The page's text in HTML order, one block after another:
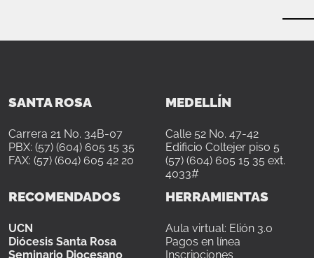
SANTA ROSA
Carrera 21 No. 34B-07
PBX: (57) (604) 605 15 35
FAX: (57) (604) 605 42 20
MEDELLÍN
Calle 52 No. 47-42
Edificio Coltejer piso 5
(57) (604) 605 15 35 ext.
4033#
RECOMENDADOS
UCN
Diócesis Santa Rosa
Seminario Diocesano
HERRAMIENTAS
Aula virtual: Elión 3.0
Pagos en línea
Inscripciones